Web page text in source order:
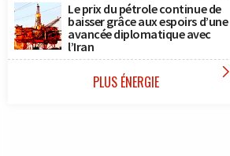
Le prix du pétrole continue de
baisser grâce aux espoirs d’une
avancée diplomatique avec
l’Iran
PLUS ÉNERGIE 